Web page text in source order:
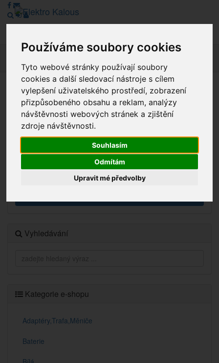
Používáme soubory cookies
Tyto webové stránky používají soubory
cookies a další sledovací nástroje s cílem
vylepšení uživatelského prostředí, zobrazení
přizpůsobeného obsahu a reklam, analýzy
návštěvnosti webových stránek a zjištění
zdroje návštěvnosti.
Souhlasím
Odmítám
Upravit mé předvolby
Vážení zákazníci, v tuto chvíli je Náš internetový obchod v
režimu Katalogu. Objednávky on-line nyní nelze vyřídit.
Děkujeme za pochopení.
Výprodej
Vyhledávání
Kategorie e-shopu
Adaptéry,Trafa,Měniče
Baterie